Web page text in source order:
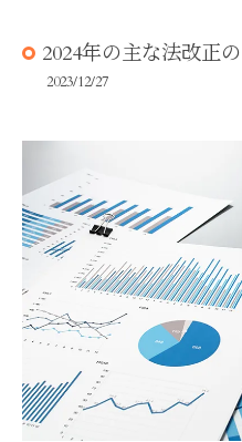
2024年の主な法改正
2023/12/27